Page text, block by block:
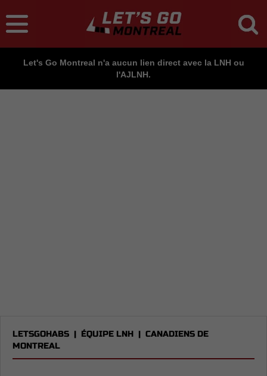
Let's Go Montreal n'a aucun lien direct avec la LNH ou
l'AJLNH.
LETSGOHABS | ÉQUIPE LNH | CANADIENS DE
MONTREAL